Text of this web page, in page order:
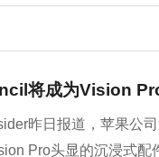
将成为Vision
昨日报道，苹果公
Pro头显的沉浸式